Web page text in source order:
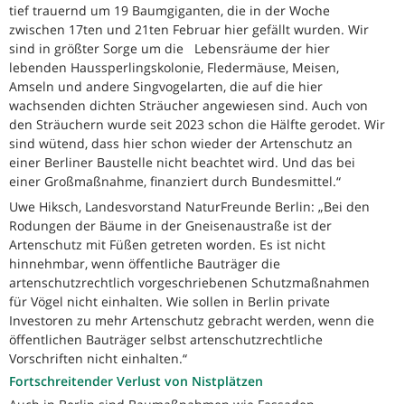
tief trauernd um 19 Baumgiganten, die in der Woche
zwischen 17ten und 21ten Februar hier gefällt wurden. Wir
sind in größter Sorge um die Lebensräume der hier
lebenden Haussperlingskolonie, Fledermäuse, Meisen,
Amseln und andere Singvogelarten, die auf die hier
wachsenden dichten Sträucher angewiesen sind. Auch von
den Sträuchern wurde seit 2023 schon die Hälfte gerodet. Wir
sind wütend, dass hier schon wieder der Artenschutz an
einer Berliner Baustelle nicht beachtet wird. Und das bei
einer Großmaßnahme, finanziert durch Bundesmittel.“
Uwe Hiksch, Landesvorstand NaturFreunde Berlin: „Bei den
Rodungen der Bäume in der Gneisenaustraße ist der
Artenschutz mit Füßen getreten worden. Es ist nicht
hinnehmbar, wenn öffentliche Bauträger die
artenschutzrechtlich vorgeschriebenen Schutzmaßnahmen
für Vögel nicht einhalten. Wie sollen in Berlin private
Investoren zu mehr Artenschutz gebracht werden, wenn die
öffentlichen Bauträger selbst artenschutzrechtliche
Vorschriften nicht einhalten.“
Fortschreitender Verlust von Nistplätzen